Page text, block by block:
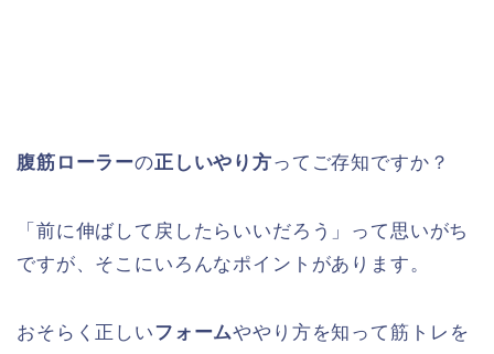
腹筋ローラーの正しいやり方ってご存知ですか？
「前に伸ばして戻したらいいだろう」って思いがち
ですが、そこにいろんなポイントがあります。
おそらく正しいフォームややり方を知って筋トレを